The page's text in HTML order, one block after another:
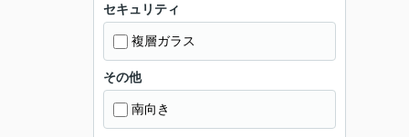
セキュリティ
複層ガラス
その他
南向き